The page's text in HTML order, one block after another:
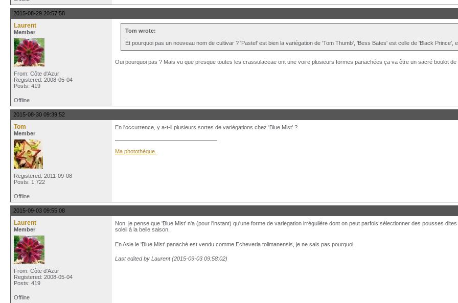
2015-08-29 20:57:58
Laurent
Member
From: Côte d'Azur
Registered: 2008-05-04
Posts: 419
Tom wrote:
Et pourquoi pas un nouveau nom de cultivar ? 'Pastel' est bien la variégation de 'Tom Thumb', 'Bess Bates' est celle de 'Black Prince',
Oui pourquoi pas ? Mais vu que presque toutes les crassulaceae ont une voire plusieurs formes panachées ça va être un sacré boulot de
Offline
2015-08-30 09:39:52
Tom
Member
Registered: 2011-09-08
Posts: 1,722
En l'occurrence, y a-t-il plusieurs sortes de variégations chez 'Blue Mist' ?
Ma photothèque.
Offline
2015-09-03 09:55:08
Laurent
Member
From: Côte d'Azur
Registered: 2008-05-04
Posts: 419
Non, je pense que 'Blue Mist' n'a (pour l'instant) qu'une forme de variegation irrégulière dont on peut parfois sélectionner des pousses
soleil à la belle saison.
En Asie le 'Blue Mist' panaché est vendu comme Echeveria tolimanensis, je ne sais pas pourquoi.
Last edited by Laurent (2015-09-03 09:58:02)
Offline